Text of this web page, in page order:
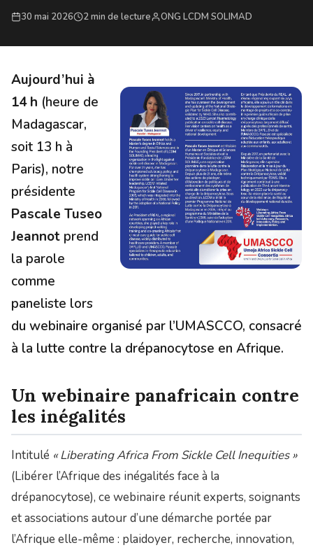
30 mai 2026 2 min de lecture ONG LCDM SOLIMAD
Aujourd’hui à
14 h (heure de
Madagascar,
soit 13 h à
Paris), notre
présidente
Pascale Tuseo
Jeannot prend
la parole
comme
paneliste lors
du webinaire organisé par l’UMASCCO, consacré
à la lutte contre la drépanocytose en Afrique.
Un webinaire panafricain contre
les inégalités
Intitulé « Liberating Africa From Sickle Cell Inequities »
(Libérer l’Afrique des inégalités face à la
drépanocytose), ce webinaire réunit experts, soignants
et associations autour d’une démarche portée par
l’Afrique elle-même : plaidoyer, recherche, innovation,